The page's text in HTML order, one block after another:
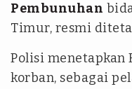
Pembunuhan
Timur, resmi
Polisi menetapkan
korban, sebagai